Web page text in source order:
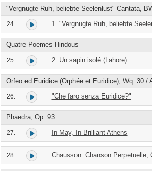
"Vergnugte Ruh, beliebte Seelenlust" Cantata,
24. 1. "Vergnugte Ruh, beliebte
Quatre Poemes Hindous
25. 2. Un sapin isolé (Lahore)
Orfeo ed Euridice (Orphée et Euridice), Wq. 30 /
26. "Che faro senza Euridice?"
Phaedra, Op. 93
27. In May, In Brilliant Athens
28. Chausson: Chanson Perpetuelle,